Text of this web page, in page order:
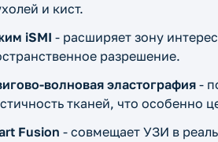
и кист.
iSMI - расширяет зону
разрешение.
волновая эластография -
тканей, что особенно
Fusion - совмещает УЗИ в